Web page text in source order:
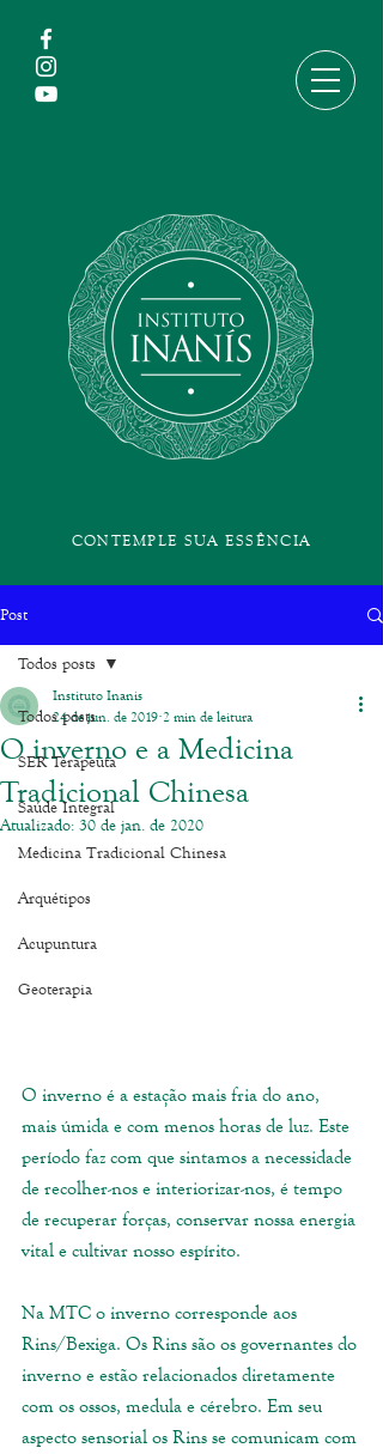
CONTEMPLE SUA ESSÊNCIA
Post
Todos posts
SER Terapeuta
Saúde Integral
Medicina Tradicional Chinesa
Arquétipos
Acupuntura
Geoterapia
Todos posts
O inverno e a Medicina
Tradicional Chinesa
Instituto Inanis
24 de jun. de 2019 2 min de leitura
Atualizado: 30 de jan. de 2020
O inverno é a estação mais fria do ano,
mais úmida e com menos horas de luz. Este
período faz com que sintamos a necessidade
de recolher-nos e interiorizar-nos, é tempo
de recuperar forças, conservar nossa energia
vital e cultivar nosso espírito.
Na MTC o inverno corresponde aos
Rins/Bexiga. Os Rins são os governantes do
inverno e estão relacionados diretamente
com os ossos, medula e cérebro. Em seu
aspecto sensorial os Rins se comunicam com